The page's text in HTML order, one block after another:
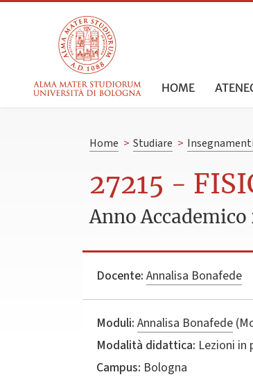
HOME
Home > Studiare >
27215 -
Anno
Docente: Annalisa Bonafede
Moduli: Annalisa Bonafede
Modalità didattica: Lezioni
Campus: Bologna